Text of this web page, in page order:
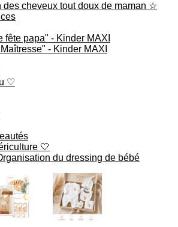
des cheveux tout doux de maman ☆
fête papa" - Kinder MAXI
- Kinder MAXI
♡
🤍
du dressing de bébé